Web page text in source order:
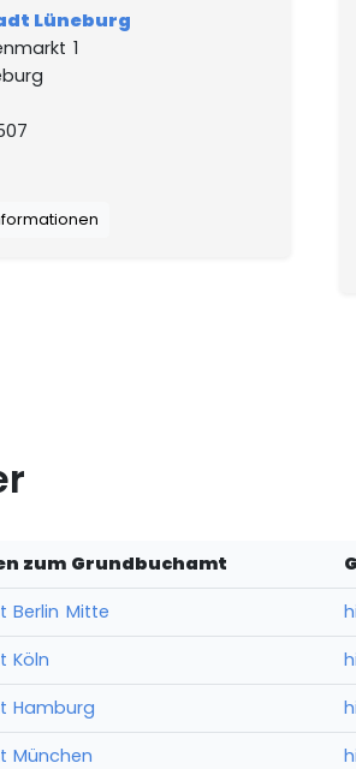
Lüneburg
1
zum Grundbuchamt
Berlin Mitte
Köln
Hamburg
München